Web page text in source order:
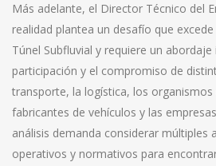
Más adelante, el Director Técnico del
realidad plantea un desafío que
Túnel Subfluvial y requiere un
participación y el compromiso de
transporte, la logística, los
fabricantes de vehículos y las
análisis demanda considerar múltiples
operativos y normativos para